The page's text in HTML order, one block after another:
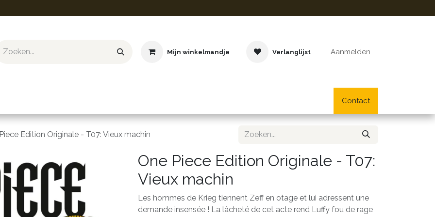
Mijn winkelmandje Verlanglijst Aanmelden
Lifestyle
Contact
Edition Originale - T07: Vieux machin
One Piece Edition Originale - T07:
Vieux machin
Les hommes de Krieg tiennent Zeff en otage et lui adressent une
demande insensée ! La lâcheté de cet acte rend Luffy fou de rage